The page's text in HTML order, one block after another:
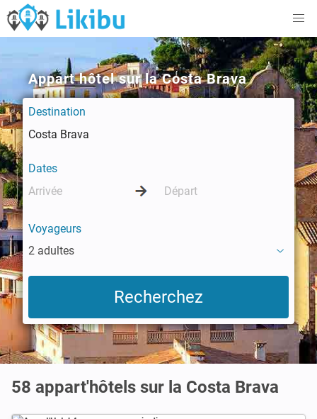
Appart hôtel sur la Costa Brava
Destination
Dates
Voyageurs
2 adultes
58 appart'hôtels sur la Costa Brava